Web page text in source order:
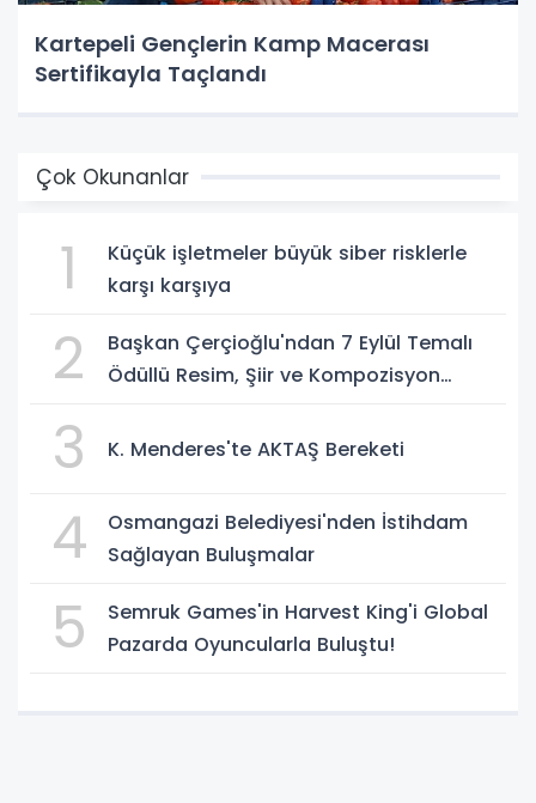
Kartepeli Gençlerin Kamp Macerası
Sertifikayla Taçlandı
Çok Okunanlar
1
Küçük işletmeler büyük siber risklerle
karşı karşıya
2
Başkan Çerçioğlu'ndan 7 Eylül Temalı
Ödüllü Resim, Şiir ve Kompozisyon
3 K. Menderes'te AKTAŞ Bereketi
4
Osmangazi Belediyesi'nden İstihdam
Sağlayan Buluşmalar
5
Semruk Games'in Harvest King'i Global
Pazarda Oyuncularla Buluştu!